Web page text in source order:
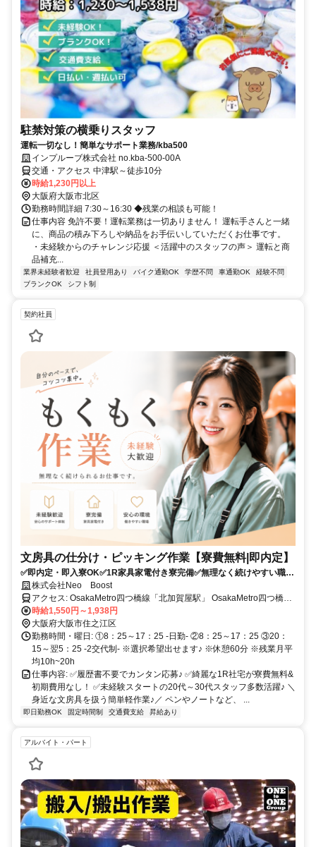
駐禁対策の横乗りスタッフ
運転一切なし！簡単なサポート業務/kba500
インプルーブ株式会社 no.kba-500-00A
交通・アクセス 中津駅～徒歩10分
時給1,230円以上
大阪府大阪市北区
勤務時間詳細 7:30～16:30 ◆残業の相談も可能！
仕事内容 免許不要！運転業務は一切ありません！ 運転手さんと一緒
に、商品の積み下ろしや納品をお手伝いしていただくお仕事です。
・未経験からのチャレンジ応援 ＜活躍中のスタッフの声＞ 運転と商
品補充...
業界未経験者歓迎 社員登用あり バイク通勤OK 学歴不問 車通勤OK
経験不問
ブランクOK
シフト制
契約社員
文房具の仕分け・ピッキング作業【寮費無料|即内定】
✅即内定・即入寮OK✅1R家具家電付き寮完備✅無理なく続けやすい職場
◎ 株式会社Neo Boost
アクセス: OsakaMetro四つ橋線「北加賀屋駅」 OsakaMetro四つ橋線
「住之江公園駅」 南海電気鉄道南海本線「住ノ江駅」
時給1,550円～1,938円
大阪府大阪市住之江区
勤務時間・曜日: ①8：25～17：25 -日勤- ②8：25～17：25 ③20：
15～翌5：25 -2交代制- ※選択希望出せます♪ ※休憩60分 ※残業月平
均10h~20h
仕事内容: ✅履歴書不要でカンタン応募♪ ✅綺麗な1R社宅が寮費無料&
初期費用なし！ ✅未経験スタートの20代～30代スタッフ多数活躍♪ ＼
身近な文房具を扱う簡単軽作業♪／ ペンやノートなど、 ...
即日勤務OK 固定時間制 交通費支給 昇給あり
アルバイト・パート